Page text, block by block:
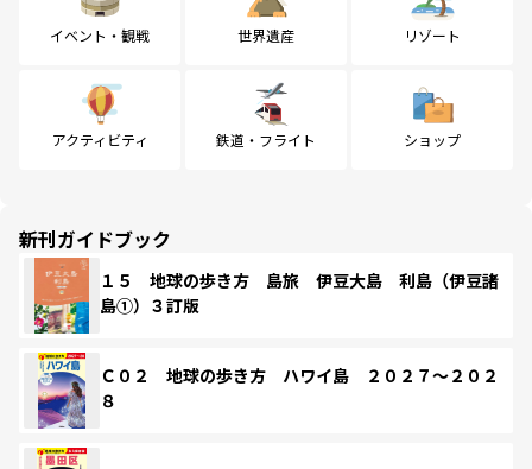
イベント・観戦 世界遺産 リゾート
アクティビティ 鉄道・フライト ショップ
新刊ガイドブック
１５ 地球の歩き方 島旅 伊豆大島 利島（伊豆諸
島①）３訂版
Ｃ０２ 地球の歩き方 ハワイ島 ２０２７～２０２
８